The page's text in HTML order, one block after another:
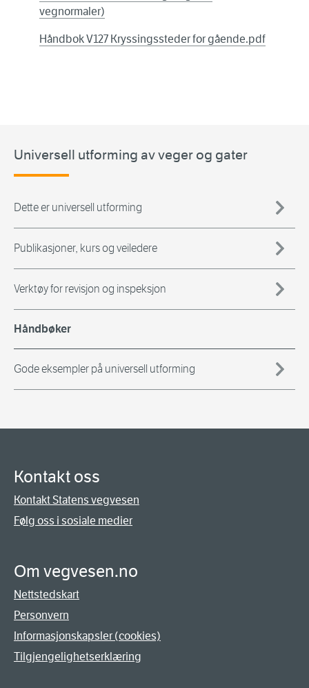
vegnormaler)
Håndbok V127 Kryssingssteder for gående.pdf
Universell utforming av veger og gater
Dette er universell utforming
Publikasjoner, kurs og veiledere
Verktøy for revisjon og inspeksjon
Håndbøker
Gode eksempler på universell utforming
Kontakt oss
Kontakt Statens vegvesen
Følg oss i sosiale medier
Om vegvesen.no
Nettstedskart
Personvern
Informasjonskapsler (cookies)
Tilgjengelighetserklæring